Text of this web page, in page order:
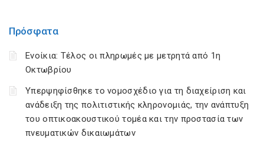
Πρόσφατα
Ενοίκια: Τέλος οι πληρωμές με μετρητά από 1η
Οκτωβρίου
Υπερψηφίσθηκε το νομοσχέδιο για τη διαχείριση και
ανάδειξη της πολιτιστικής κληρονομιάς, την ανάπτυξη
του οπτικοακουστικού τομέα και την προστασία των
πνευματικών δικαιωμάτων